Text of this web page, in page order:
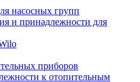
насосных групп
и принадлежности для
приборов
к отопительным